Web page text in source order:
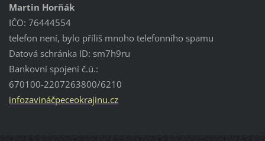
Martin Horňák
IČO: 76444554
telefon není, bylo příliš mnoho telefonního spamu
Datová schránka ID: sm7h9ru
Bankovní spojení č.ú.:
670100-2207263800/6210
infozavináčpeceokrajinu.cz